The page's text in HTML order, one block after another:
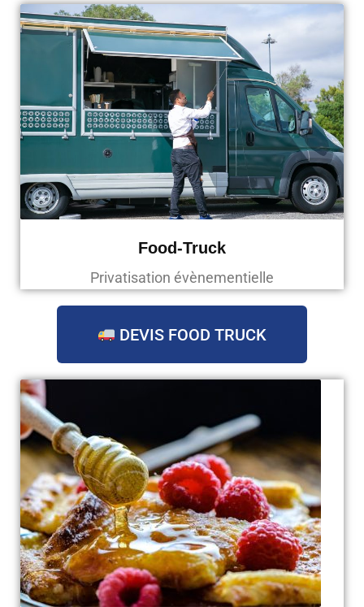
Food-Truck
Privatisation évènementielle
DEVIS FOOD TRUCK